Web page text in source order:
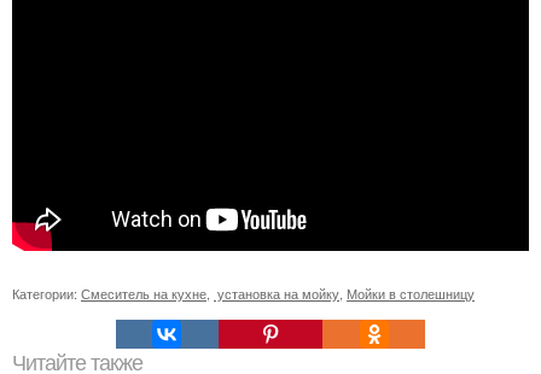
Категории: Смеситель на кухне установка на мойку Мойки в столешницу
Читайте также